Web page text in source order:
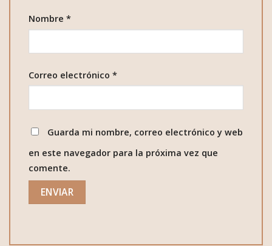
Nombre *
Correo electrónico *
Guarda mi nombre, correo electrónico y web
en este navegador para la próxima vez que
comente.